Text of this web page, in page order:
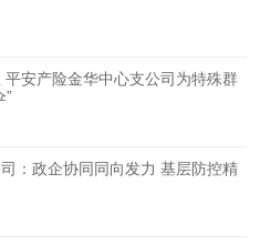
平安产险金华中心支公司为特殊群
”
：政企协同同向发力 基层防控精